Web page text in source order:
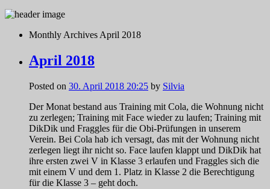
Monthly ArchivesApril 2018
April 2018
Posted on 30. April 2018 20:25 by Silvia
Der Monat bestand aus Training mit Cola, die Wohnung nicht
zu zerlegen; Training mit Face wieder zu laufen; Training mit
DikDik und Fraggles für die Obi-Prüfungen in unserem
Verein. Bei Cola hab ich versagt, das mit der Wohnung nicht
zerlegen liegt ihr nicht so. Face laufen klappt und DikDik hat
ihre ersten zwei V in Klasse 3 erlaufen und Fraggles sich die
mit einem V und dem 1. Platz in Klasse 2 die Berechtigung
für die Klasse 3 – geht doch.